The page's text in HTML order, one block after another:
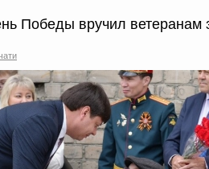
Победы вручил ветеранам